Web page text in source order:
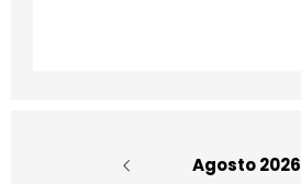
Agosto 2026